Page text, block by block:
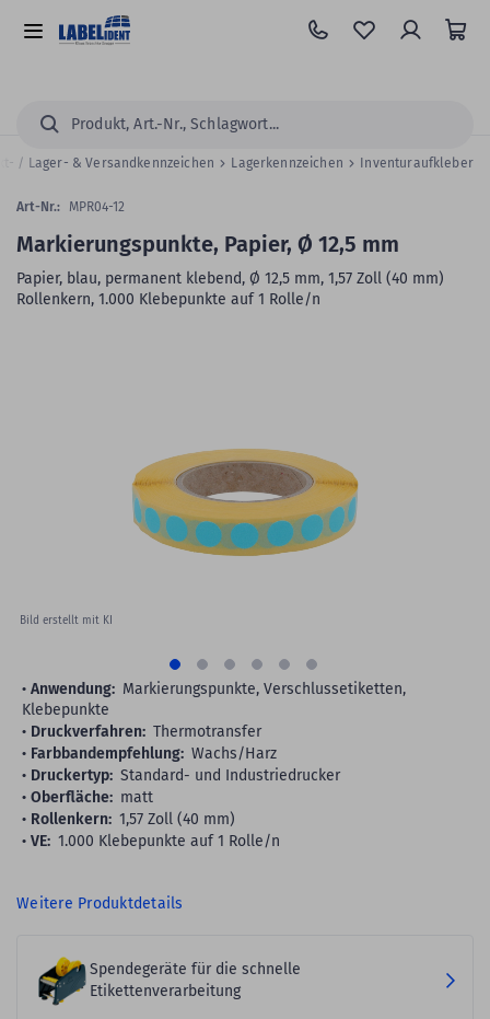
Hauptinhalt
springen
Alle
Suchen...
/ Lager- & Versandkennzeichen Lagerkennzeichen Inventuraufkleber
Bild erstellt mit KI
Markierungspunkte, Papier, Ø 12,5 mm
Papier, blau, permanent klebend, Ø 12,5 mm, 1,57 Zoll (40 mm)
Rollenkern, 1.000 Klebepunkte auf 1 Rolle/n
Art-Nr.: MPR04-12
Anwendung: Markierungspunkte, Verschlussetiketten,
Klebepunkte
Druckverfahren: Thermotransfer
Farbbandempfehlung: Wachs/Harz
Druckertyp: Standard- und Industriedrucker
Oberfläche: matt
Rollenkern: 1,57 Zoll (40 mm)
VE: 1.000 Klebepunkte auf 1 Rolle/n
Weitere Produktdetails
Spendegeräte für die schnelle
Etikettenverarbeitung